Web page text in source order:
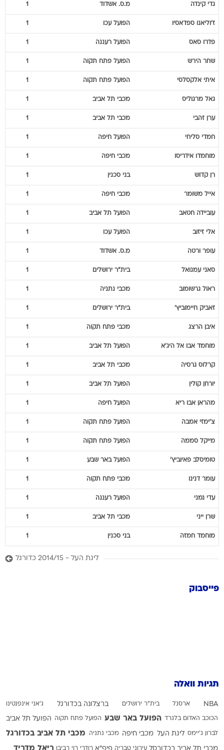
גדי קינדה מ.ס. אשדוד 1
ז'וליאנו ספדאסיו הפועל עכו 1
פדרו סאס הפועל רעננה 1
שחר הירש הפועל פתח תקוה 1
איתי אלקסלסי הפועל פתח תקוה 1
גאל מרגוליס מכבי תל אביב 1
ערן זהבי מכבי תל אביב 1
חמדי סליחי הפועל חיפה 1
מוחמדו אידריסו מכבי חיפה 1
רן קדוש בני סכנין 1
אייל משומר מכבי חיפה 1
עוביידה חטאב הפועל תל אביב 1
אלי זיזוב הפועל עכו 1
עופר ורטה מ.ס. אשדוד 1
סאני עמנואל בית"ר ירושלים 1
ראול גרשומוב מכבי נתניה 1
זאביק חיימוביץ' בית"ר ירושלים 1
איבן הרצג מכבי פתח תקוה 1
מוחמד אבו אל היג'א הפועל תל אביב 1
קרלוס גרסיה מכבי תל אביב 1
יורחן קולין הפועל תל אביב 1
מהראן אבו ריא הפועל חיפה 1
צ'ימזי אמבה הפועל פתח תקוה 1
מייקל סממה הפועל פתח תקוה 1
טומיסלב פאיוביץ' הפועל באר שבע 1
עומר דנינו מכבי פתח תקוה 1
עדי נמני הפועל רעננה 1
שרן ייני מכבי תל אביב 1
מוחמד חמזה בני סכנין 1
ליגת העל - 2014/15 כדורגל
פייסבוק
תגיות וואלה
NBA ארסנל בית"ר ירושלים ברצלונה בכדורגל ג'אני אינפנטינו
הכוכב האדום בלגרד הפועל באר שבע הפועל פתח תקוה הפועל תל אביב
לברון ג'יימס ליגת העל מכבי חיפה מכבי נתניה מכבי תל אביב בכדורגל
מכבי תל אביב בכדורסל עירוני טבריה פיפ"א רודרי רוי רביבו